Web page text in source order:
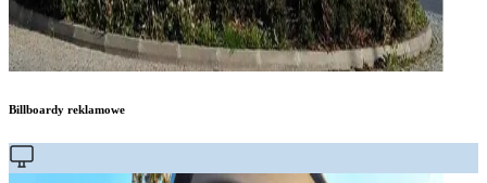
Billboardy reklamowe